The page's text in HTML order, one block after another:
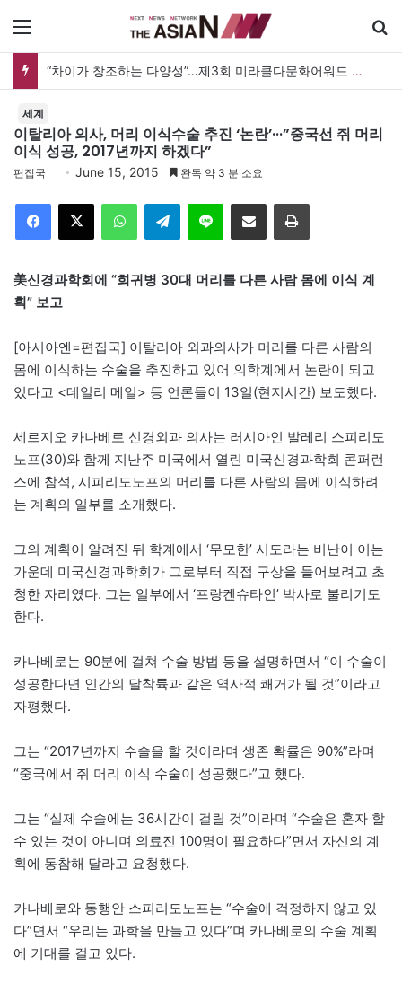
“차이가 창조하는 다양성”…제3회 미라클다문화어워드 시상식
세계
이탈리아 의사, 머리 이식수술 추진 ‘논란’···”중국선 쥐 머리
이식 성공, 2017년까지 하겠다”
편집국 June 15, 2015 완독 약 3 분 소요
Telegram 이메일
美신경과학회에 “희귀병 30대 머리를 다른 사람 몸에 이식 계
획” 보고
[아시아엔=편집국] 이탈리아 외과의사가 머리를 다른 사람의
몸에 이식하는 수술을 추진하고 있어 의학계에서 논란이 되고
있다고 <데일리 메일> 등 언론들이 13일(현지시간) 보도했다.
세르지오 카나베로 신경외과 의사는 러시아인 발레리 스피리도
노프(30)와 함께 지난주 미국에서 열린 미국신경과학회 콘퍼런
스에 참석, 시피리도노프의 머리를 다른 사람의 몸에 이식하려
는 계획의 일부를 소개했다.
그의 계획이 알려진 뒤 학계에서 ‘무모한’ 시도라는 비난이 이는
가운데 미국신경과학회가 그로부터 직접 구상을 들어보려고 초
청한 자리였다. 그는 일부에서 ‘프랑켄슈타인’ 박사로 불리기도
한다.
카나베로는 90분에 걸쳐 수술 방법 등을 설명하면서 “이 수술이
성공한다면 인간의 달착륙과 같은 역사적 쾌거가 될 것”이라고
자평했다.
그는 “2017년까지 수술을 할 것이라며 생존 확률은 90%”라며
“중국에서 쥐 머리 이식 수술이 성공했다”고 했다.
그는 “실제 수술에는 36시간이 걸릴 것”이라며 “수술은 혼자 할
수 있는 것이 아니며 의료진 100명이 필요하다”면서 자신의 계
획에 동참해 달라고 요청했다.
카나베로와 동행안 스피리도노프는 “수술에 걱정하지 않고 있
다”면서 “우리는 과학을 만들고 있다”며 카나베로의 수술 계획
에 기대를 걸고 있다.